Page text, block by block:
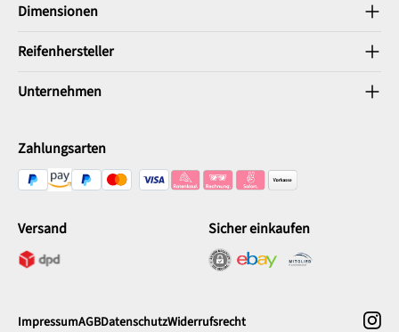
Dimensionen
Reifenhersteller
Unternehmen
Zahlungsarten
Versand Sicher einkaufen
ImpressumAGBDatenschutzWiderrufsrecht